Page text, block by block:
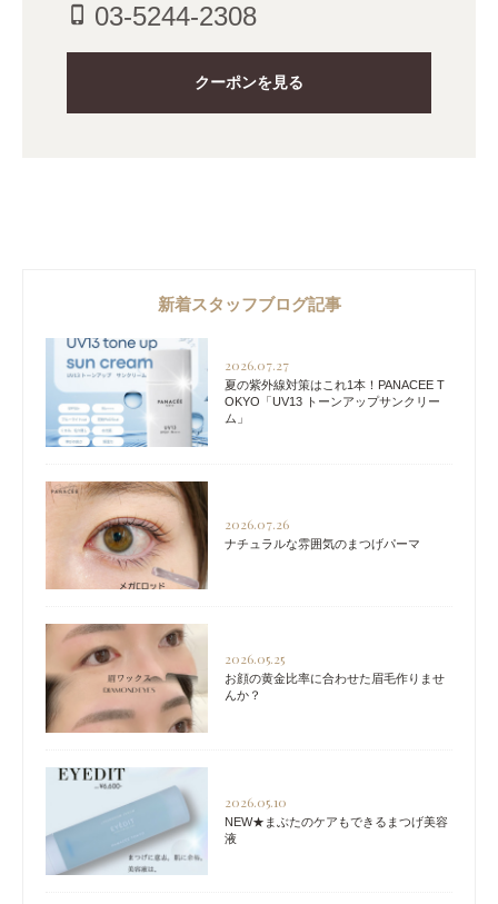
phone_iphone 03-5244-2308
クーポンを見る
新着スタッフブログ記事
2026.07.27
夏の紫外線対策はこれ1本！PANACEE T
OKYO「UV13 トーンアップサンクリー
ム」
2026.07.26
ナチュラルな雰囲気のまつげパーマ
2026.05.25
お顔の黄金比率に合わせた眉毛作りませ
んか？
2026.05.10
NEW★まぶたのケアもできるまつげ美容
液